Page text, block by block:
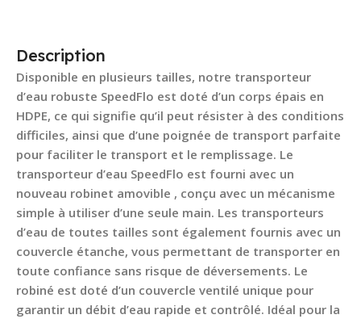
Description
Disponible en plusieurs tailles, notre transporteur
d’eau robuste SpeedFlo est doté d’un corps épais en
HDPE, ce qui signifie qu’il peut résister à des conditions
difficiles, ainsi que d’une poignée de transport parfaite
pour faciliter le transport et le remplissage. Le
transporteur d’eau SpeedFlo est fourni avec un
nouveau robinet amovible , conçu avec un mécanisme
simple à utiliser d’une seule main. Les transporteurs
d’eau de toutes tailles sont également fournis avec un
couvercle étanche, vous permettant de transporter en
toute confiance sans risque de déversements. Le
robiné est doté d’un couvercle ventilé unique pour
garantir un débit d’eau rapide et contrôlé. Idéal pour la